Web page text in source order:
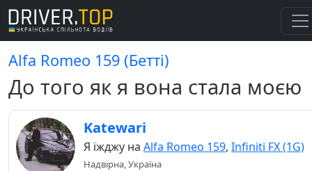
Alfa Romeo 159 (Бетті)
До того як я вона стала моєю
Katewari
Я їжджу на Alfa Romeo 159, Infiniti FX (1G)
Надвірна, Україна